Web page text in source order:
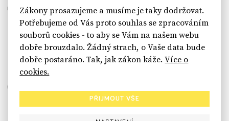
sinfin.digital
Zákony prosazujeme a musíme je taky dodržovat.
Potřebujeme od Vás proto souhlas se zpracováním
souborů cookies - to aby se Vám na našem webu
dobře brouzdalo. Žádný strach, o Vaše data bude
dobře postaráno. Tak, jak zákon káže.Více o
cookies.
PŘIJMOUT VŠE